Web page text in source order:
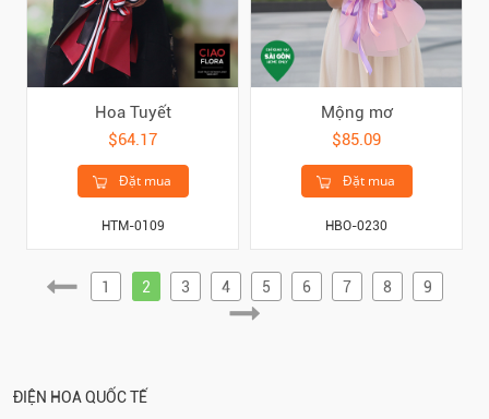
Hoa Tuyết
$64.17
Đặt mua
HTM-0109
Mộng mơ
$85.09
Đặt mua
HBO-0230
1 2 3 4 5 6 7 8 9
ĐIỆN HOA QUỐC TẾ